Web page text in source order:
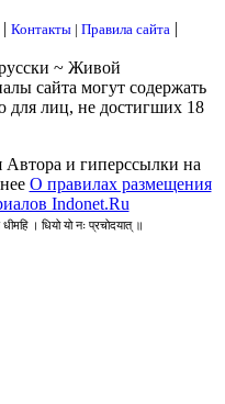
| Контакты | Правила сайта |
~ Живой
сайта могут содержать
лиц, не достигших 18
и гиперссылки на
О правилах размещения
Indonet.Ru
। धियो यो नः प्रचोदयात् ॥